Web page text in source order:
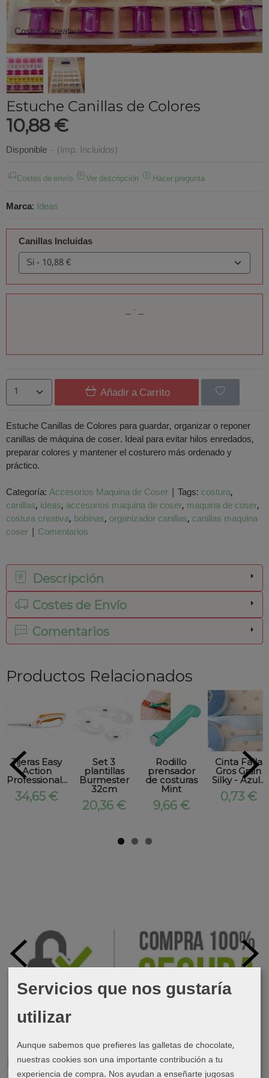
Marcas
Costura Creativa
Estuche Canillas de Colores
10,88 €
Disponible - (Imp. Incluidos)
Costes de envío Ver descripción Hacer pregunta
Marca: Ideas
Canillas Incluidas
Añadir a Carrito
Estuche Canillas de Colores para guardar, organizar o reponer
canillas de máquina de coser. Ideal para evitar hilos enredados,
preparar colores y mantener el costurero más ordenado y
práctico.
Categoría:Accesorios Maquina de Coser | Tags: costura
canillas ideas accesorios maquina de coser maquina de coser
costura creativa bobinas organizador canillas canillas maquina
coser | Comentarios
Descripción
Costes de Envío
Comentarios
Productos Relacionados
Tijeras Easy
Action
Professional...
34,65 €
Set 3
plantillas
Burmester
32cm
20,36 €
Rodillo
prensador
de costuras
Mint
9,66 €
Cinta Falla
Gros Grain
Silky - Azul...
0,73 €
Servicios que nos gustaría
utilizar
Aunque sabemos que prefieres las galletas de chocolate,
nuestras cookies son una importante contribución a tu
experiencia de compra. Nos ayudan a enseñarte jugosas